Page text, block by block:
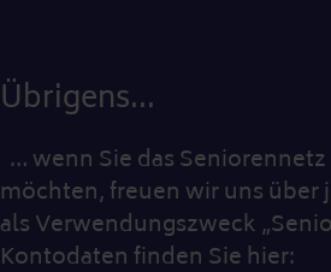
Übrigens...
… wenn Sie das
möchten, freuen wir uns über
als Verwendungszweck
Kontodaten finden Sie hier: